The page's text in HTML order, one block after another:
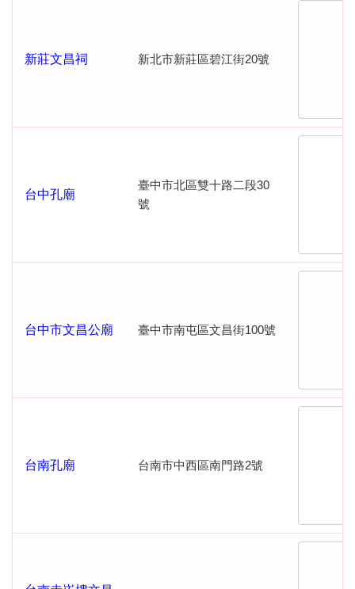
新莊文昌祠 新北市新莊區碧江街20號
台中孔廟
臺中市北區雙十路二段30
號
台中市文昌公廟 臺中市南屯區文昌街100號
台南孔廟 台南市中西區南門路2號